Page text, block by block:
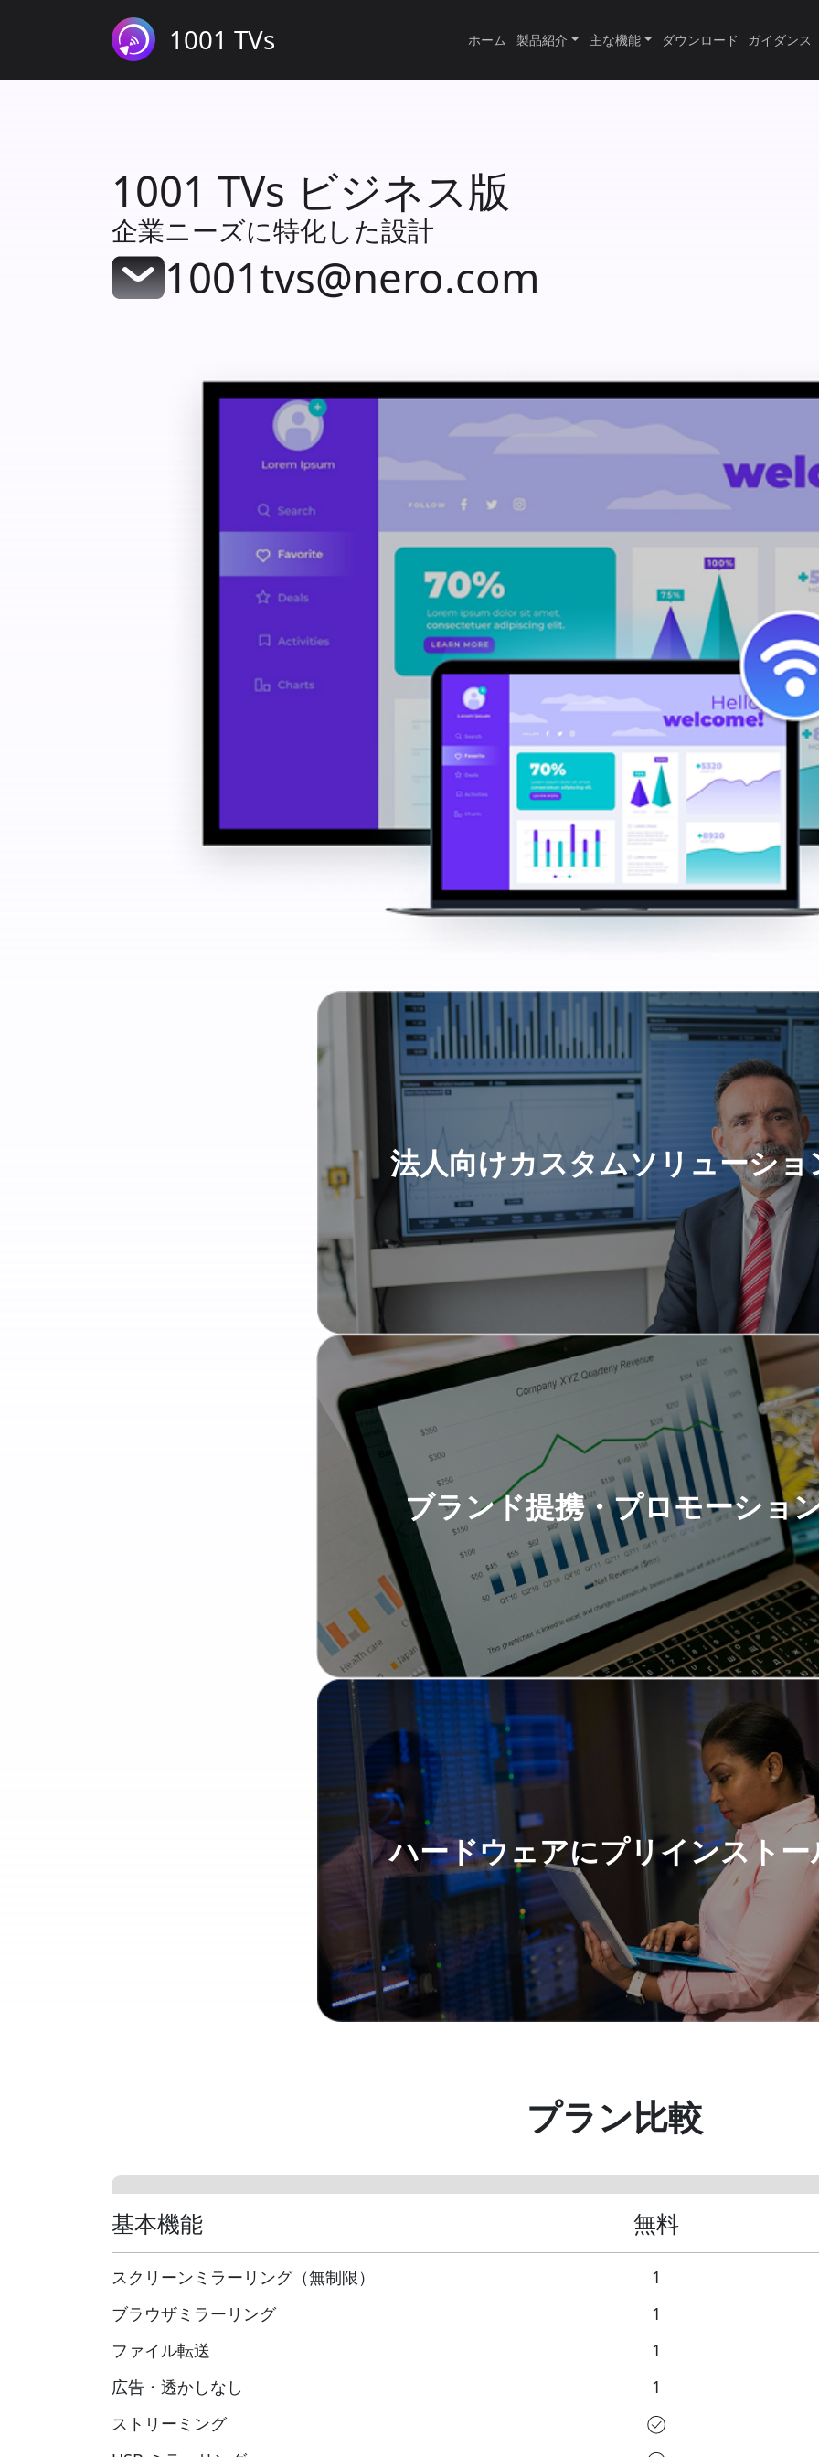
1001 TVs ホーム 製品紹介 主な機能 ダウンロード ガイダンス
1001 TVs ビジネス版
企業ニーズに特化した設計
1001tvs@nero.com
法人向けカスタムソリューショ
ブランド提携・プロモーショ
ハードウェアにプリインストー
プラン比較
基本機能 無料
スクリーンミラーリング（無制限）
1
ブラウザミラーリング
1
ファイル転送
1
広告・透かしなし
1
ストリーミング